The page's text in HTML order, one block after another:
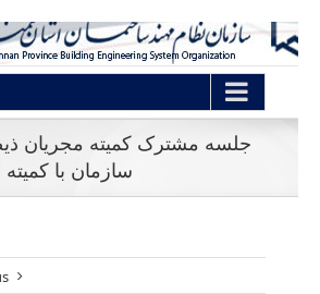
جلسه مشترک کمیته مجریان
سازمان با